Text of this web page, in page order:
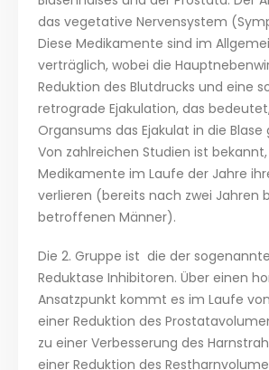
das vegetative Nervensystem
Diese Medikamente sind im
verträglich, wobei die
Reduktion des Blutdrucks und eine
retrograde Ejakulation, das
Organsums das Ejakulat in die
Von zahlreichen Studien ist
Medikamente im Laufe der Jahre
verlieren (bereits nach zwei Jahren
betroffenen Männer).
Die 2. Gruppe ist die der
Reduktase Inhibitoren. Über einen
Ansatzpunkt kommt es im Laufe
einer Reduktion des
zu einer Verbesserung des
einer Reduktion des